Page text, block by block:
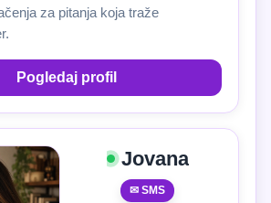
za pitanja koja traže
Pogledaj profil
Jovana
✉ SMS